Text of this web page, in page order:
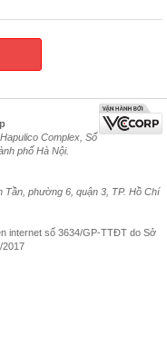
Complex, Số
phố Hà Nội.
Tần, phường 6, quận 3, TP. Hồ Chí
internet số 3634/GP-TTĐT do Sở
2017